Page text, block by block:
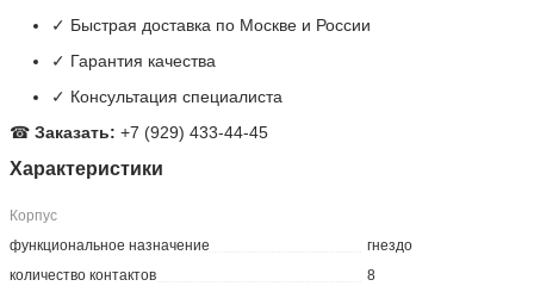
✓ Быстрая доставка по Москве и России
✓ Гарантия качества
✓ Консультация специалиста
☎Заказать: +7 (929) 433-44-45
Характеристики
Корпус
функциональное назначение
гнездо
количество контактов
8